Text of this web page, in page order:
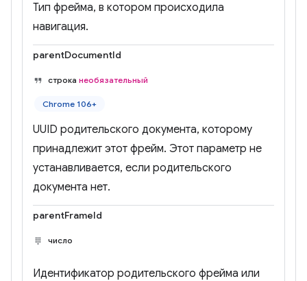
Тип фрейма, в котором происходила
навигация.
parentDocumentId
строка необязательный
Chrome 106+
UUID родительского документа, которому
принадлежит этот фрейм. Этот параметр не
устанавливается, если родительского
документа нет.
parentFrameId
число
Идентификатор родительского фрейма или